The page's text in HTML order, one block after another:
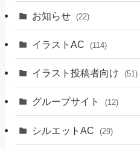
お知らせ (22)
イラストAC (114)
イラスト投稿者向け (51)
グループサイト (12)
シルエットAC (29)